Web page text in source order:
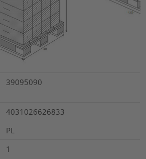
39095090
4031026626833
PL
1